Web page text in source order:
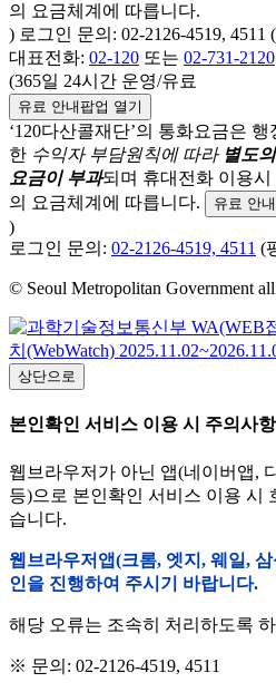
의 요금체계에 따릅니다.
) 로그인 문의: 02-2126-4519, 4511
대표전화: 02-120 또는 02-731-2120
(365일 24시간 운영/유료
유료 안내팝업 열기
‘120다산콜재단’의 통화요금은
한 수익자 부담원칙에 따라 별도
요금이 부과되며 휴대전화 이용
의 요금체계에 따릅니다.
유료 안
)
로그인 문의: 02-2126-4519, 4511 (
© Seoul Metropolitan Government all
상단으로
본인확인 서비스 이용 시 주의사항
웹브라우저가 아닌 앱(네이버앱,
등)으로 본인확인 서비스 이용 시
습니다.
웹브라우저앱(크롬, 엣지, 웨일,
인을 진행하여 주시기 바랍니다.
해당 오류는 조속히 처리하도록
※ 문의: 02-2126-4519, 4511